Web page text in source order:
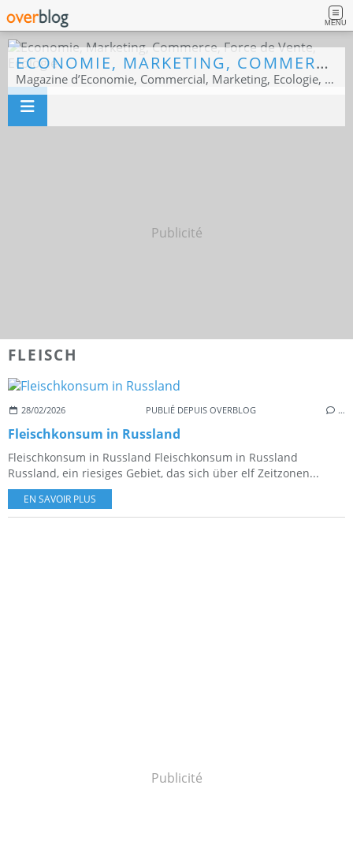
MENU
ECONOMIE, MARKETING, COMMERCE, FORCE DE VENTE, ECOLOGIE
Magazine d’Economie, Commercial, Marketing, Ecologie, Sport business
Publicité
FLEISCH
28/02/2026 PUBLIÉ DEPUIS OVERBLOG …
Fleischkonsum in Russland
Fleischkonsum in Russland Fleischkonsum in Russland
Russland, ein riesiges Gebiet, das sich über elf Zeitzonen...
EN SAVOIR PLUS
Publicité